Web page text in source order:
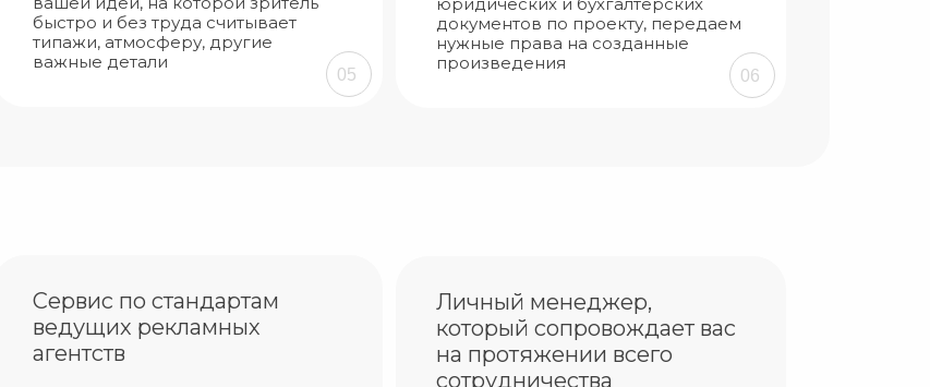
быстро и без труда считывает
типажи, атмосферу, другие
важные детали
05
документов по проекту, передаем
нужные права на созданные
произведения
06
Сервис по стандартам
ведущих рекламных
агентств
Личный менеджер,
который сопровождает вас
на протяжении всего
сотрудничества